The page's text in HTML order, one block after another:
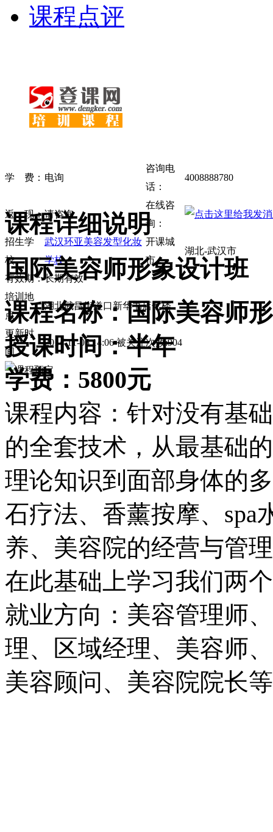
课程点评
学 费： 电询
咨询电
话：
4008888780
返 现：请咨询
在线咨
询：
招生学
校：
武汉环亚美容发型化妆
学校
开课城
市：
湖北-武汉市
有效期：长期有效
培训地
点：
湖北武昌街道口新华书店七楼
更新时
间：
2014-11-05 14:06 被关注次数:904
课程详细说明
国际美容师形象设计班
课程名称：国际美容师
授课时间：半年
学费：5800元
课程内容：针对没有基
的全套技术，从最基础
理论知识到面部身体的
石疗法、香薰按摩、spa
养、美容院的经营与管
在此基础上学习我们两
就业方向：美容管理师
理、区域经理、美容师、
美容顾问、美容院院长